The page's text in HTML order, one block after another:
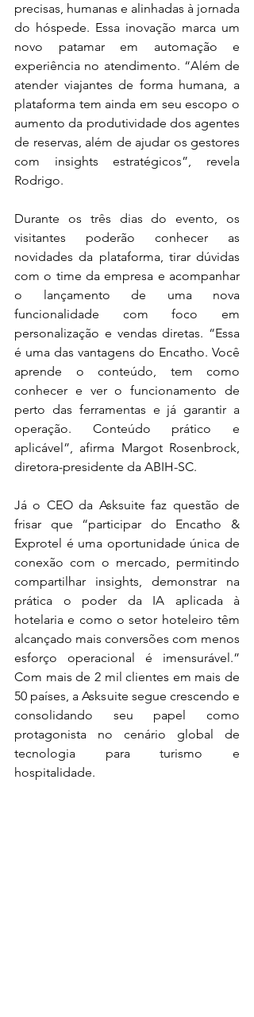
precisas, humanas e alinhadas à jornada
do hóspede. Essa inovação marca um
novo patamar em automação e
experiência no atendimento. “Além de
atender viajantes de forma humana, a
plataforma tem ainda em seu escopo o
aumento da produtividade dos agentes
de reservas, além de ajudar os gestores
com insights estratégicos”, revela
Rodrigo.
Durante os três dias do evento, os
visitantes poderão conhecer as
novidades da plataforma, tirar dúvidas
com o time da empresa e acompanhar
o lançamento de uma nova
funcionalidade com foco em
personalização e vendas diretas. “Essa
é uma das vantagens do Encatho. Você
aprende o conteúdo, tem como
conhecer e ver o funcionamento de
perto das ferramentas e já garantir a
operação. Conteúdo prático e
aplicável”, afirma Margot Rosenbrock,
diretora-presidente da ABIH-SC.
Já o CEO da Asksuite faz questão de
frisar que “participar do Encatho &
Exprotel é uma oportunidade única de
conexão com o mercado, permitindo
compartilhar insights, demonstrar na
prática o poder da IA aplicada à
hotelaria e como o setor hoteleiro têm
alcançado mais conversões com menos
esforço operacional é imensurável.”
Com mais de 2 mil clientes em mais de
50 países, a Asksuite segue crescendo e
consolidando seu papel como
protagonista no cenário global de
tecnologia para turismo e
hospitalidade.